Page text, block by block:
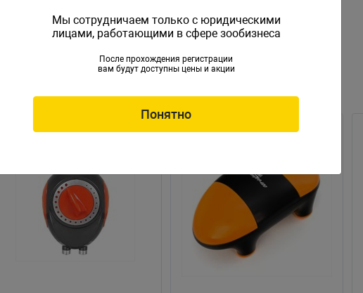
Мы сотрудничаем только с юридическими
лицами, работающими в сфере зообизнеса
После прохождения регистрации
вам будут доступны цены и акции
Понятно